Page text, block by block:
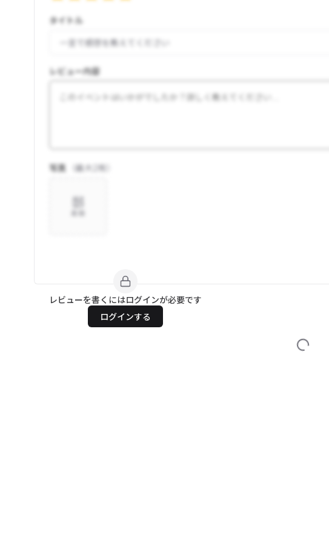
タイトル
レビュー内容
写真 （最大 枚）
レビューを書くにはログインが必要です
ログインする